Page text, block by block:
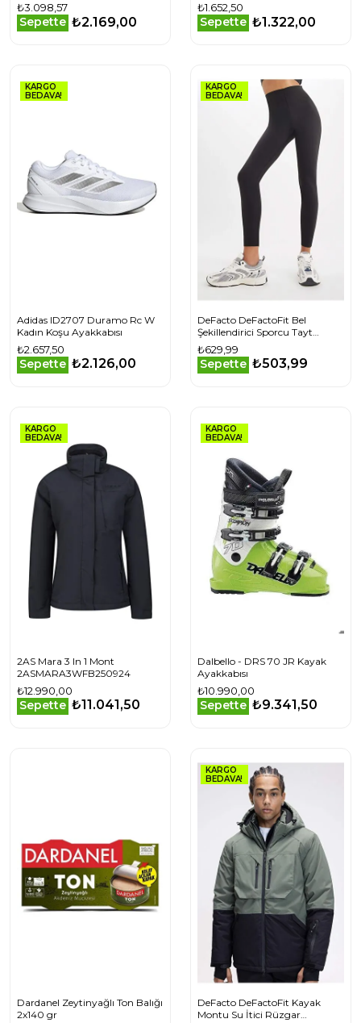
₺3.098,57
Sepette ₺2.169,00
₺1.652,50
Sepette ₺1.322,00
KARGO
BEDAVA!
Adidas ID2707 Duramo Rc W
Kadın Koşu Ayakkabısı
₺2.657,50
Sepette ₺2.126,00
KARGO
BEDAVA!
DeFacto DeFactoFit Bel
Şekillendirici Sporcu Tayt
C9191AX25SPBK81
₺629,99
Sepette ₺503,99
KARGO
BEDAVA!
2AS Mara 3 In 1 Mont
2ASMARA3WFB250924
₺12.990,00
Sepette ₺11.041,50
KARGO
BEDAVA!
Dalbello - DRS 70 JR Kayak
Ayakkabısı
₺10.990,00
Sepette ₺9.341,50
Dardanel Zeytinyağlı Ton Balığı
2x140 gr
KARGO
BEDAVA!
DeFacto DeFactoFit Kayak
Montu Su İtici Rüzgar